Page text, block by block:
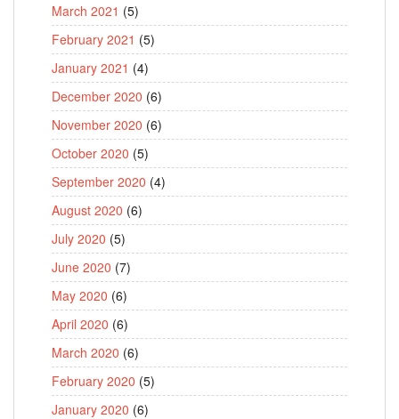
March 2021 (5)
February 2021 (5)
January 2021 (4)
December 2020 (6)
November 2020 (6)
October 2020 (5)
September 2020 (4)
August 2020 (6)
July 2020 (5)
June 2020 (7)
May 2020 (6)
April 2020 (6)
March 2020 (6)
February 2020 (5)
January 2020 (6)